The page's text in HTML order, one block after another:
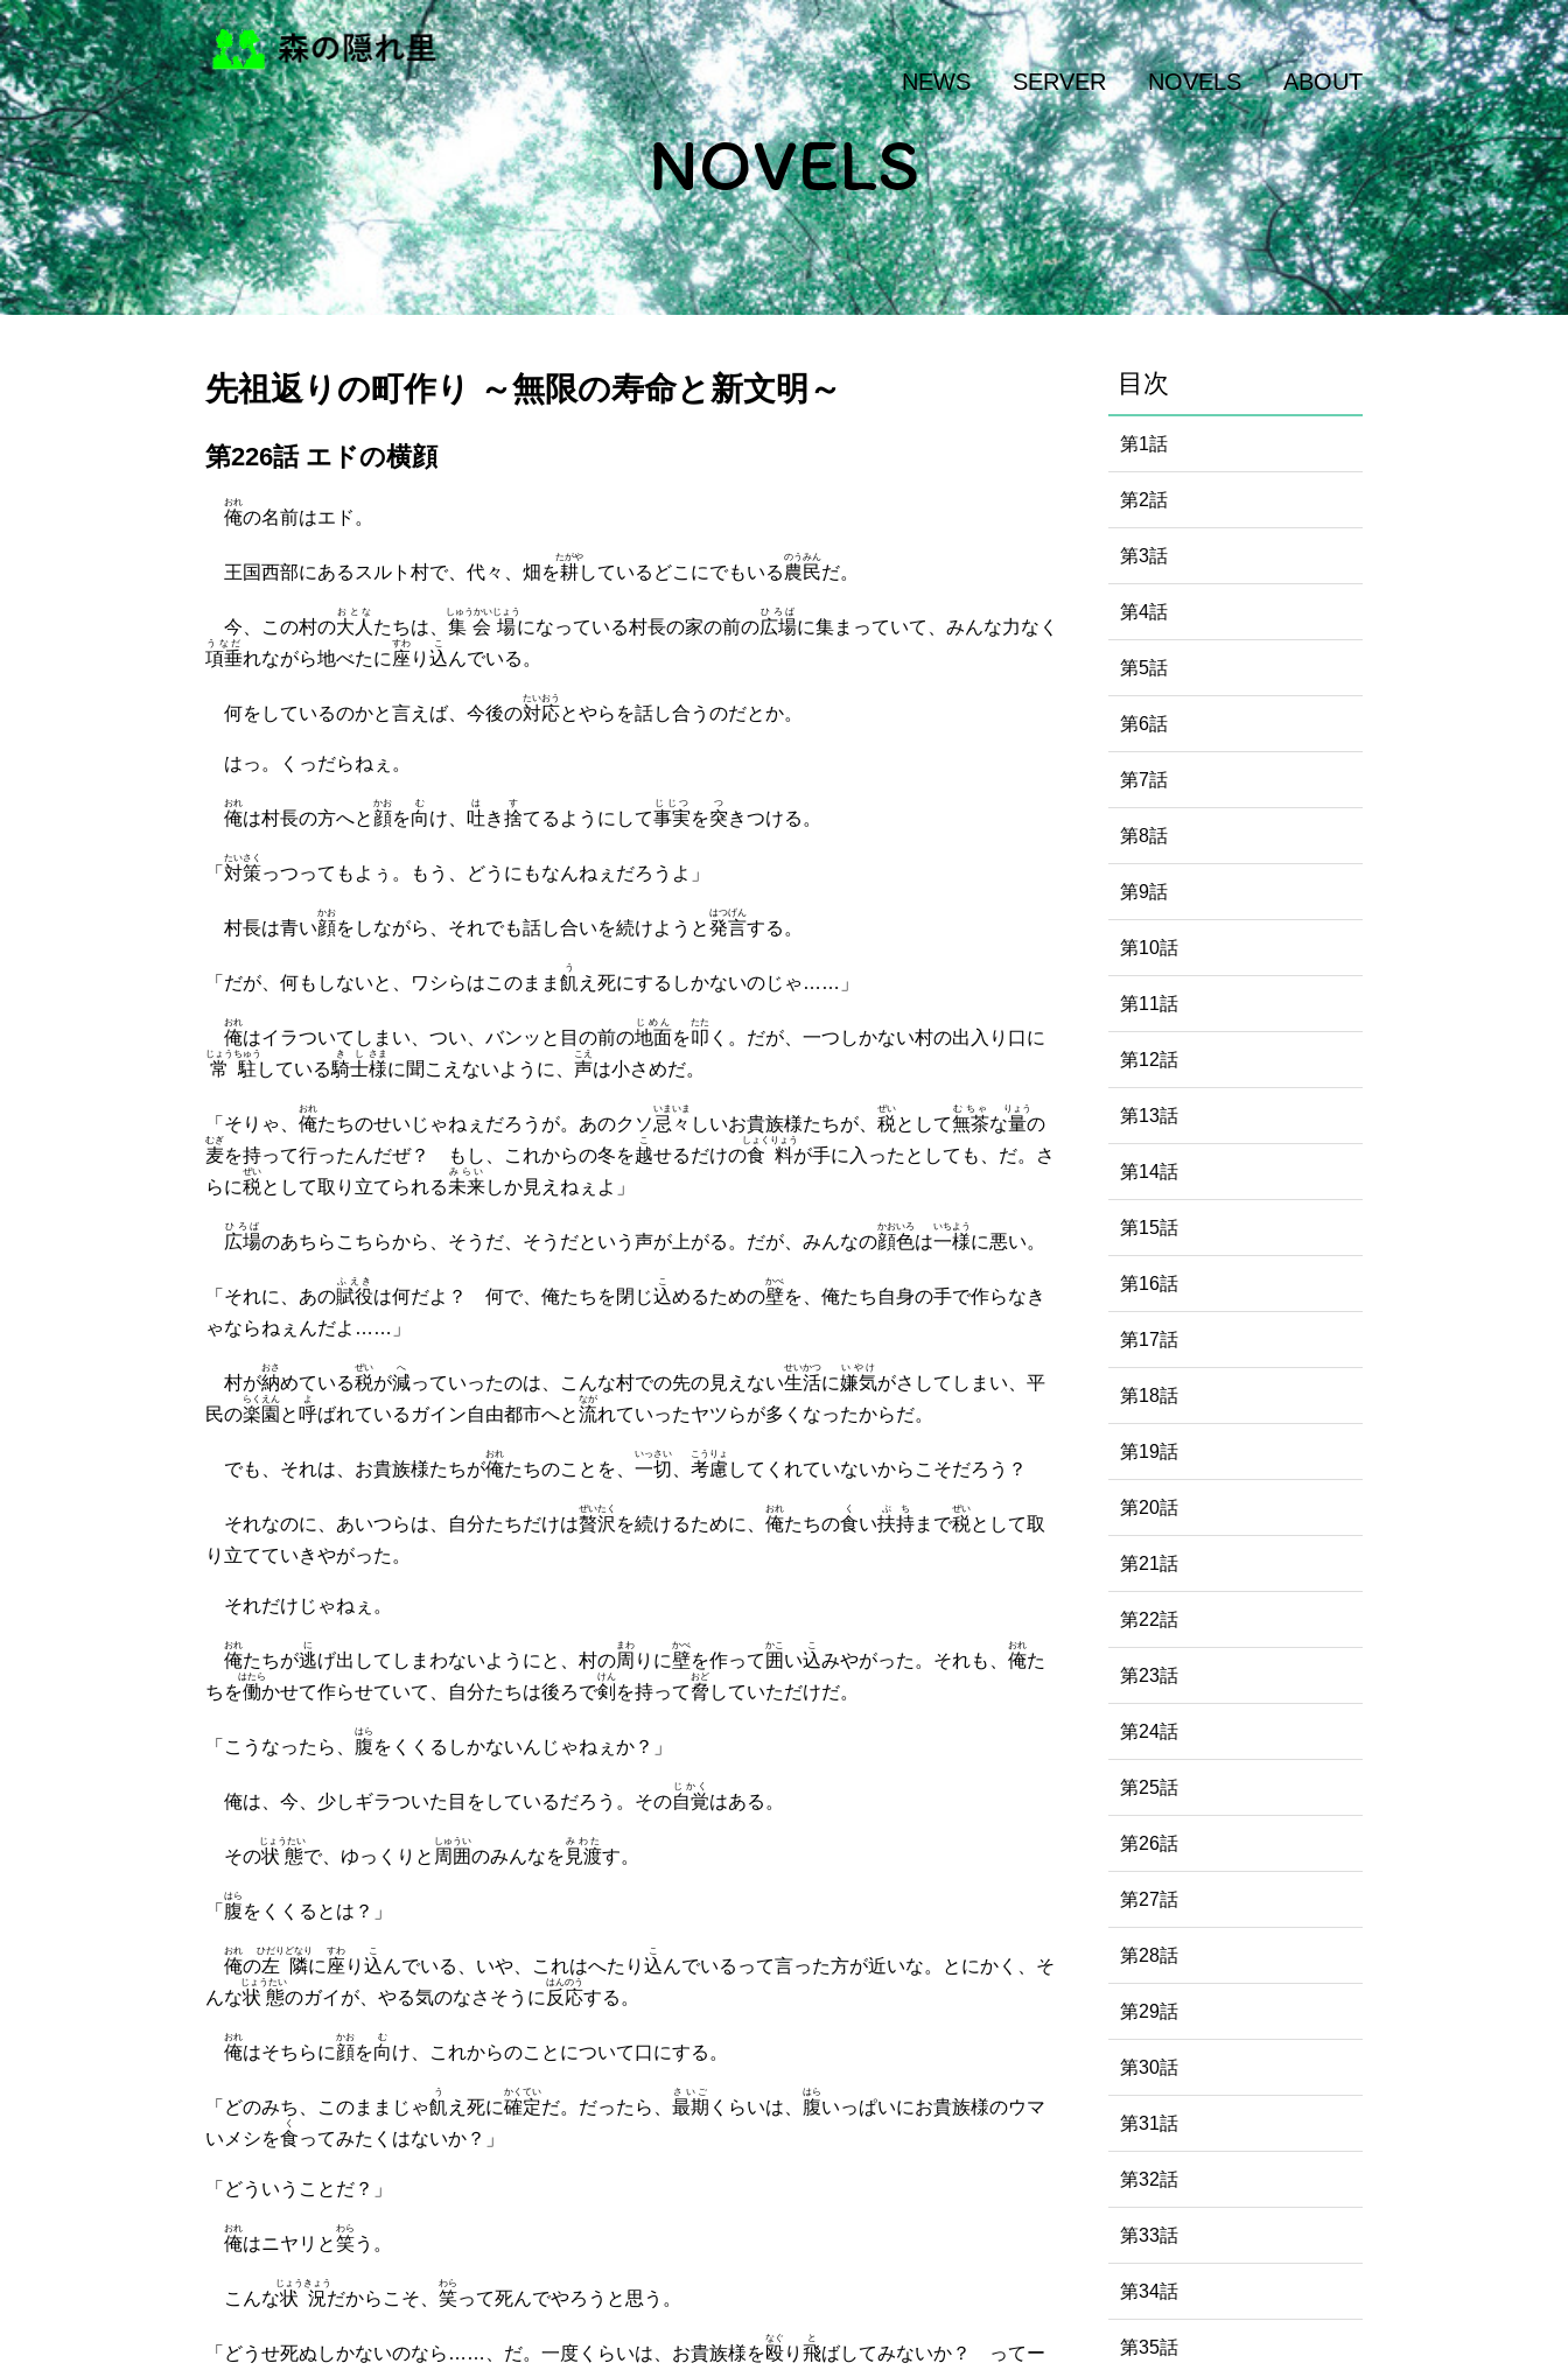
NEWS SERVER NOVELS ABOUT
NOVELS
先祖返りの町作り ～無限の寿命と新文明～
第226話 エドの横顔
俺
おれ
の名前はエド。
王国西部にあるスルト村で、代々、畑を耕
たがや
しているどこにでもいる農民
のうみん
だ。
今、この村の大人
おとな
たちは、 集会場
しゅうかいじょう
になっている村長の家の前の広場
ひろば
に集まっていて、みんな力なく
項垂
うなだ
れながら地べたに 座
すわ
り 込
こ
んでいる。
何をしているのかと言えば、今後の対応
たいおう
とやらを話し合うのだとか。
はっ。くっだらねぇ。
俺
おれ
は村長の方へと 顔
かお
を向
む
け、 吐
は
き捨
す
てるようにして事実
じじつ
を突
つ
きつける。
「 対策
たいさく
っつってもよぅ。もう、どうにもなんねぇだろうよ」
村長は青い顔
かお
をしながら、それでも話し合いを続けようと発言
はつげん
する。
「だが、何もしないと、ワシらはこのまま 飢
う
え死にするしかないのじゃ……」
俺
おれ
はイラついてしまい、つい、バンッと目の前の地面
じめん
を叩
たた
く。だが、一つしかない村の出入り口に
常駐
じょうちゅう
している騎士
きし
様
さま
に聞こえないように、 声
こえ
は小さめだ。
「そりゃ、 俺
おれ
たちのせいじゃねぇだろうが。あのクソ忌々
いまいま
しいお貴族様たちが、 税
ぜい
として無茶
むちゃ
な量
りょう
の
麦
むぎ
を持って行ったんだぜ？ もし、これからの冬を越
こ
せるだけの食料
しょくりょう
が手に入ったとしても、だ。さ
らに税
ぜい
として取り立てられる未来
みらい
しか見えねぇよ」
広場
ひろば
のあちらこちらから、そうだ、そうだという声が上がる。だが、みんなの顔色
かおいろ
は一様
いちよう
に悪い。
「それに、あの賦役
ふえき
は何だよ？ 何で、俺たちを閉じ込
こ
めるための壁
かべ
を、俺たち自身の手で作らなき
ゃならねぇんだよ……」
村が納
おさ
めている税
ぜい
が減
へ
っていったのは、こんな村での先の見えない生活
せいかつ
に嫌気
いやけ
がさしてしまい、平
民の楽園
らくえん
と 呼
よ
ばれているガイン自由都市へと流
なが
れていったヤツらが多くなったからだ。
でも、それは、お貴族様たちが俺
おれ
たちのことを、 一切
いっさい
考慮
こうりょ
してくれていないからこそだろう？
それなのに、あいつらは、自分たちだけは贅沢
ぜいたく
を続けるために、 俺
おれ
たちの食
く
い扶持
ぶち
まで税
ぜい
として取
り立てていきやがった。
それだけじゃねぇ。
俺
おれ
たちが逃
に
げ出してしまわないようにと、村の周
まわ
りに壁
かべ
を作って 囲
かこ
い込
こ
みやがった。それも、 俺
おれ
た
ちを働
はたら
かせて作らせていて、自分たちは後ろで剣
けん
を持って脅
おど
していただけだ。
「こうなったら、 腹
はら
をくくるしかないんじゃねぇか？」
俺は、今、少しギラついた目をしているだろう。その自覚
じかく
はある。
その状態
じょうたい
で、ゆっくりと 周囲
しゅうい
のみんなを 見渡
みわた
す。
「 腹
はら
をくくるとは？」
俺
おれ
の左隣
ひだりどなり
に 座
すわ
り 込
こ
んでいる、いや、これはへたり 込
こ
んでいるって言った方が近いな。とにかく、そ
んな状態
じょうたい
のガイが、やる気のなさそうに 反応
はんのう
する。
俺
おれ
はそちらに顔
かお
を向
む
け、これからのことについて口にする。
「どのみち、このままじゃ飢
う
え死に確定
かくてい
だ。だったら、 最期
さいご
くらいは、 腹
はら
いっぱいにお貴族様のウマ
いメシを食
く
ってみたくはないか？」
「どういうことだ？」
俺
おれ
はニヤリと笑
わら
う。
こんな状況
じょうきょう
だからこそ、 笑
わら
って死んでやろうと思う。
「どうせ死ぬしかないのなら……、だ。一度くらいは、お貴族様を殴
なぐ
り 飛
と
ばしてみないか？ ってー
目次
第1話
第2話
第3話
第4話
第5話
第6話
第7話
第8話
第9話
第10話
第11話
第12話
第13話
第14話
第15話
第16話
第17話
第18話
第19話
第20話
第21話
第22話
第23話
第24話
第25話
第26話
第27話
第28話
第29話
第30話
第31話
第32話
第33話
第34話
第35話